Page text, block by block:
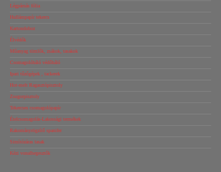
Légpárnás fólia
Hullámpapír tekercs
Kartondoboz
Élvédők
Műanyag tömlők, zsákok, tasakok
Csomagolóháló védőháló
Ipari tűzőgépek , tackerek
Hot-melt Ragasztópisztoly
Zsugorpisztoly
Tekercses csomagolópapír
Ételcsomagolás-Lakossági termékek
Rakományrögzítő spanifer
Simítózáras tasak
Kézi vonalhegesztők